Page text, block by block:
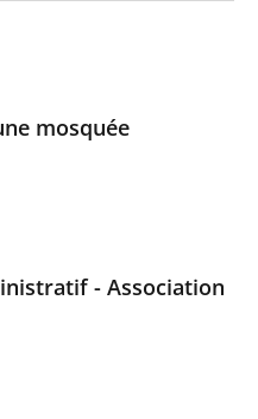
mosquée
- Association